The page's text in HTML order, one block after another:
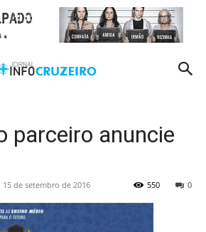
parceiro anuncie
15 de setembro de 2016 0
550